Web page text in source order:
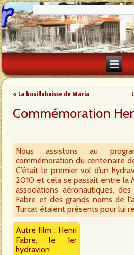
« La bouillabaisse de Maria
Commémoration
Nous assistons au
commémoration du centenaire
C’était le premier vol d’un
2010 et cela se passait entre la
associations aéronautiques,
Fabre et des grands noms de
Turcat étaient présents pour lui
Autre film : Henri
Fabre, le 1er
hydravion